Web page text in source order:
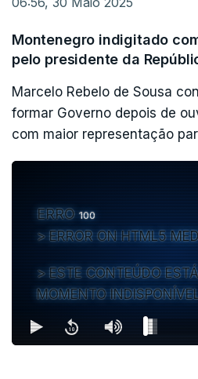
Montenegro indigitado
pelo presidente da
Marcelo Rebelo de Sousa
formar Governo depois de
com maior representação
ERRO100
ERROR ON HTML5
ESTE CONTEÚDO
MOMENTO